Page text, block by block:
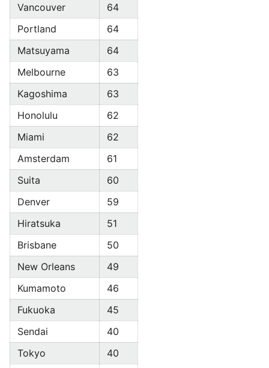
Vancouver
64
Portland
64
Matsuyama
64
Melbourne
63
Kagoshima
63
Honolulu
62
Miami
62
Amsterdam
61
Suita
60
Denver
59
Hiratsuka
51
Brisbane
50
New Orleans
49
Kumamoto
46
Fukuoka
45
Sendai
40
Tokyo
40